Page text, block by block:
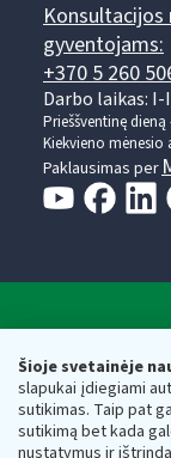
Šioje svetainėje
slapukai įdiegiami
sutikimas. Taip pat
sutikimą bet kada
nustatymus ir
Konsultacijos
gyventojams:
+370 5 260
Darbo laikas: I-
Prieššventinę
Kiekvieno mėnesio
Paklausimas per
Valstybinė
Respublikos
Biudžetinė įstaiga.
adresas: Vasario
vmi@vmi.lt, E.